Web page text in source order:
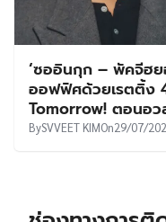
‘ซออินกุก – พัคจีฮย
ออฟฟิศด้วยเรตติ้ง
Tomorrow! ตอนอว
BySVVEET KIMOn29/07/